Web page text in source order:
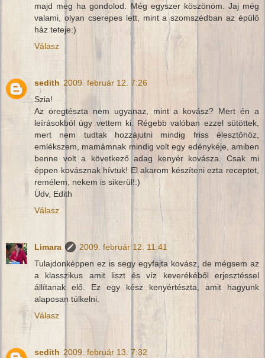
majd meg ha gondolod. Még egyszer köszönöm. Jaj még
valami, olyan cserepes lett, mint a szomszédban az épülő
ház teteje:)
Válasz
sedith 2009. február 12. 7:26
Szia!
Az öregtészta nem ugyanaz, mint a kovász? Mert én a
leírásokból úgy vettem ki. Régebb valóban ezzel sütöttek,
mert nem tudtak hozzájutni mindig friss élesztőhöz,
emlékszem, mamámnak mindig volt egy edénykéje, amiben
benne volt a következő adag kenyér kovásza. Csak mi
éppen kovásznak hívtuk! El akarom készíteni ezta receptet,
remélem, nekem is sikerül!:)
Üdv, Edith
Válasz
Limara
2009. február 12. 11:41
Tulajdonképpen ez is segy egyfajta kovász, de mégsem az
a klasszikus amit liszt és víz keverékéből erjesztéssel
állítanak elő. Ez egy kész kenyértészta, amit hagyunk
alaposan túlkelni.
Válasz
sedith 2009. február 13. 7:32